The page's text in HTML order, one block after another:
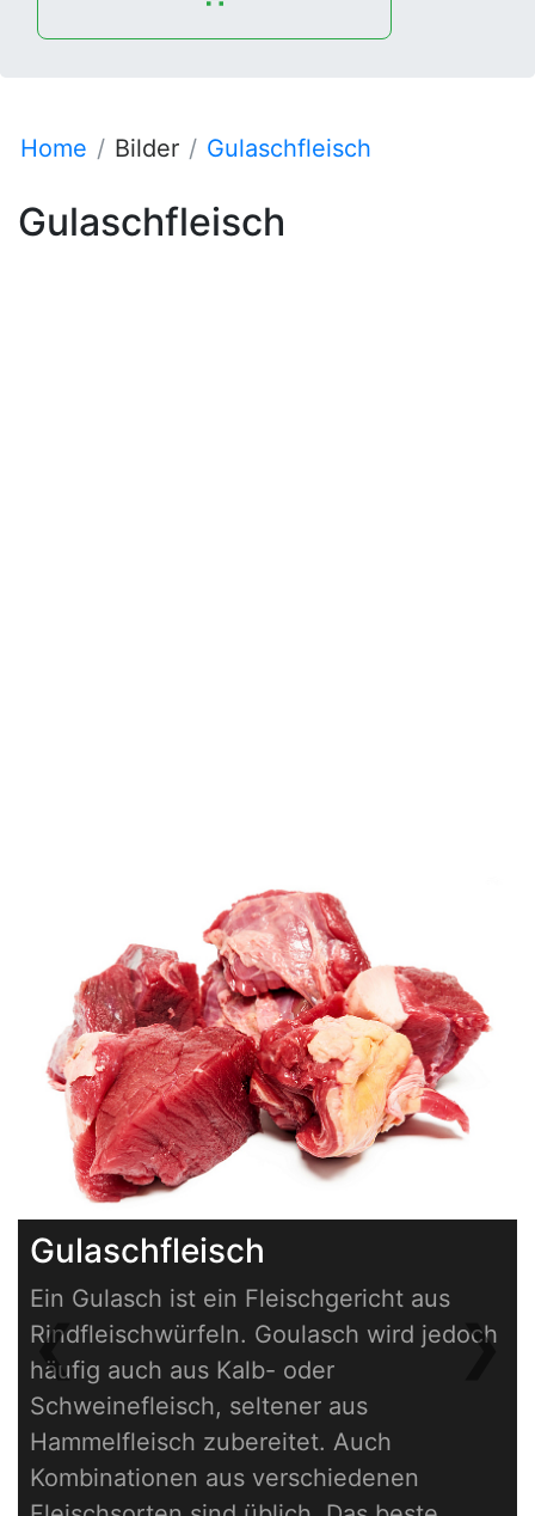
Home Bilder Gulaschfleisch
Gulaschfleisch
Gulaschfleisch
Ein Gulasch ist ein Fleischgericht aus
Rindfleischwürfeln. Goulasch wird jedoch
häufig auch aus Kalb- oder
Schweinefleisch, seltener aus
Hammelfleisch zubereitet. Auch
Kombinationen aus verschiedenen
❮Previous ❯